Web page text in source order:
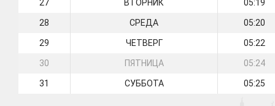
27 ВТОРНИК 05:19
28 СРЕДА 05:20
29 ЧЕТВЕРГ 05:22
30 ПЯТНИЦА 05:24
31 СУББОТА 05:25